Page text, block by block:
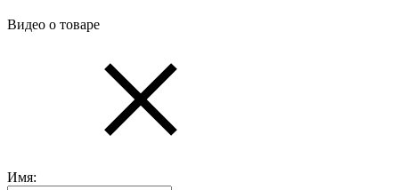
Видео о товаре
Имя: